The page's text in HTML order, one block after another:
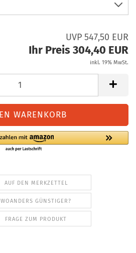
UVP 547,50 EUR
Ihr Preis 304,40 EUR
inkl. 19% MwSt.
AUF DEN MERKZETTEL
WOANDERS GÜNSTIGER?
FRAGE ZUM PRODUKT